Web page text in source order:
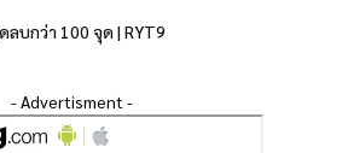
ลบกว่า 100 จุด | RYT9
- Advertisment -